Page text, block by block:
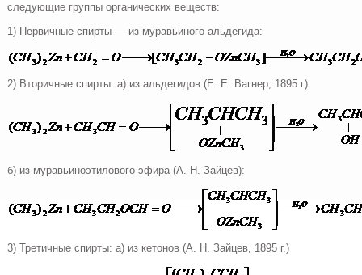
следующие группы органических веществ:
1) Первичные спирты — из муравьиного альдегида:
2) Вторичные спирты: а) из альдегидов (Е. Е. Вагнер, 1895 г):
б) из муравьиноэтилового эфира (А. Н. Зайцев):
3) Третичные спирты: а) из кетонов (А. Н. Зайцев, 1895 г.)